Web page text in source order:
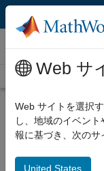
コンテンツへスキップ
ビデオ
Videos Home Search
Description
Web サ
Web サイトを選択
し、地域のイベン
報に基づき、次のサ
United States